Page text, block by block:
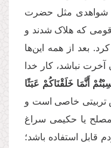
شواهدی مثل حضرت
که هلاک شدند و
بعد از همه این‌ها
نباشد، کار خدا
أَنَّمَا خَلَقْنَاكُمْ عَبَثًا
تربیتی خاصی است و
یا حکیمی سراغ
قابل استفاده باشد؛